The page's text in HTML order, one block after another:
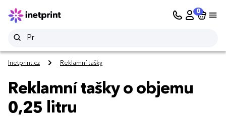
0
Inetprint.cz Reklamní tašky
Reklamní tašky o objemu
0,25 litru